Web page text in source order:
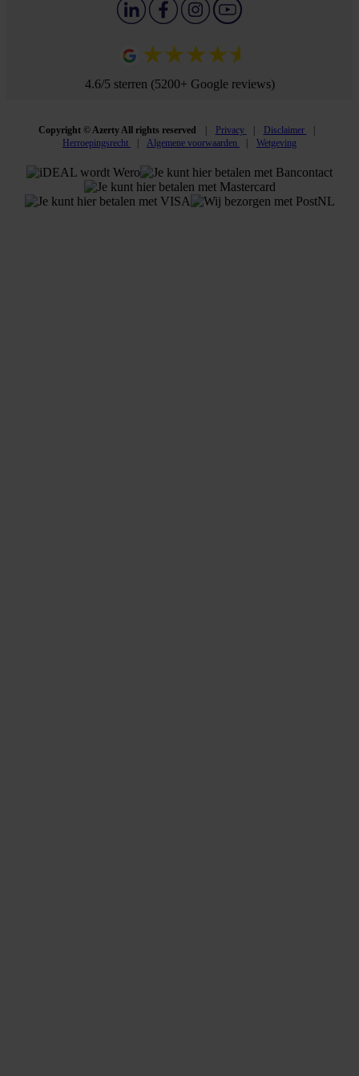
4.6/5 sterren (5200+ Google reviews)
Copyright © Azerty All rights reserved Privacy
Disclaimer
Herroepingsrecht
Algemene voorwaarden Wetgeving